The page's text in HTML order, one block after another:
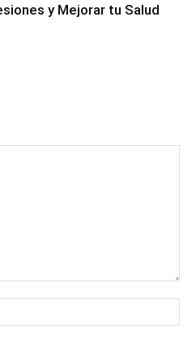
y Mejorar tu Salud